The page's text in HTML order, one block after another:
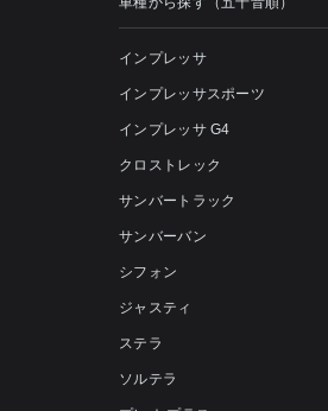
インプレッサ
インプレッサスポーツ
インプレッサ G4
クロストレック
サンバートラック
サンバーバン
シフォン
ジャスティ
ステラ
ソルテラ